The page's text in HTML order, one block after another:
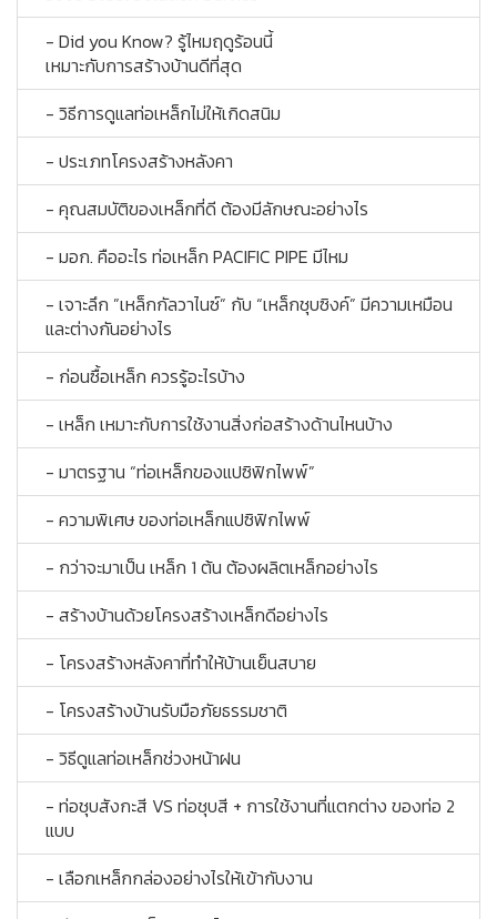
- Did you Know? รู้ไหมฤดูร้อนนี้
เหมาะกับการสร้างบ้านดีที่สุด
- วิธีการดูแลท่อเหล็กไม่ให้เกิดสนิม
- ประเภทโครงสร้างหลังคา
- คุณสมบัติของเหล็กที่ดี ต้องมีลักษณะอย่างไร
- มอก. คืออะไร ท่อเหล็ก PACIFIC PIPE มีไหม
- เจาะลึก ”เหล็กกัลวาไนซ์” กับ “เหล็กชุบซิงค์” มีความเหมือน
และต่างกันอย่างไร
- ก่อนซื้อเหล็ก ควรรู้อะไรบ้าง
- เหล็ก เหมาะกับการใช้งานสิ่งก่อสร้างด้านไหนบ้าง
- มาตรฐาน “ท่อเหล็กของแปซิฟิกไพพ์”
- ความพิเศษ ของท่อเหล็กแปซิฟิกไพพ์
- กว่าจะมาเป็น เหล็ก 1 ต้น ต้องผลิตเหล็กอย่างไร
- สร้างบ้านด้วยโครงสร้างเหล็กดีอย่างไร
- โครงสร้างหลังคาที่ทำให้บ้านเย็นสบาย
- โครงสร้างบ้านรับมือภัยธรรมชาติ
- วิธีดูแลท่อเหล็กช่วงหน้าฝน
- ท่อชุบสังกะสี VS ท่อชุบสี + การใช้งานที่แตกต่าง ของท่อ 2
แบบ
- เลือกเหล็กกล่องอย่างไรให้เข้ากับงาน